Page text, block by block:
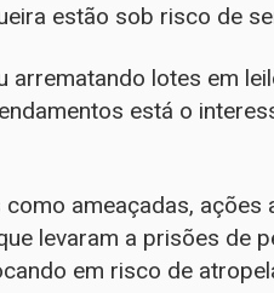
estão sob risco de
arrematando lotes em
está o
ameaçadas, ações
levaram a prisões de
em risco de